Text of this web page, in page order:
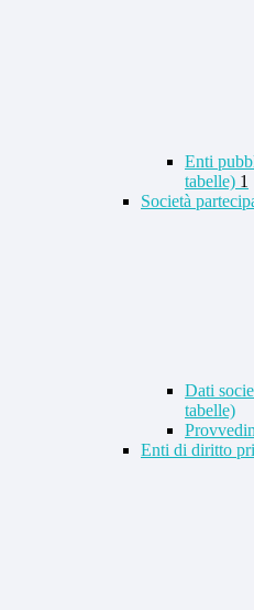
Enti
tabelle) 1
Società
Dati
tabelle)
Enti di diritto